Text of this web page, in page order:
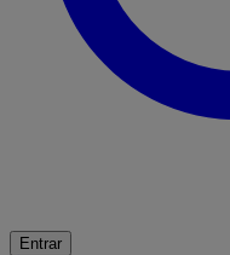
Entrar